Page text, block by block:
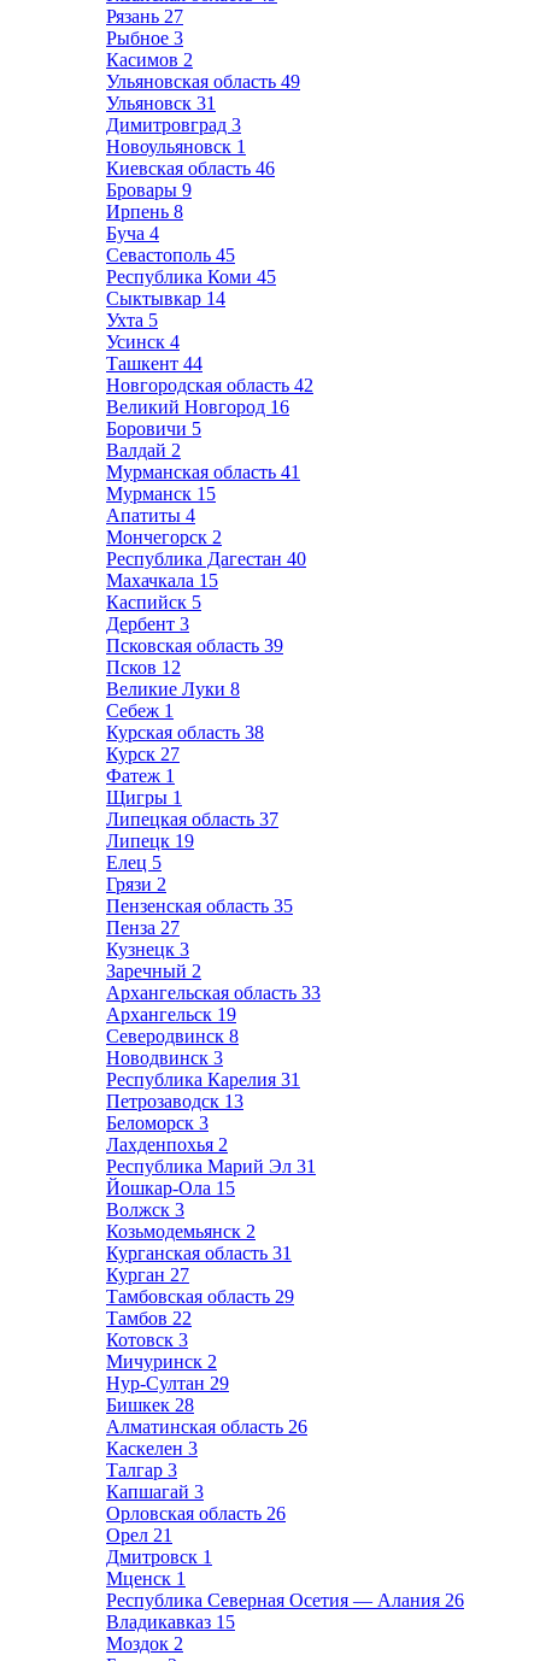
Рязань 27
Рыбное 3
Касимов 2
Ульяновская область 49
Ульяновск 31
Димитровград 3
Новоульяновск 1
Киевская область 46
Бровары 9
Ирпень 8
Буча 4
Севастополь 45
Республика Коми 45
Сыктывкар 14
Ухта 5
Усинск 4
Ташкент 44
Новгородская область 42
Великий Новгород 16
Боровичи 5
Валдай 2
Мурманская область 41
Мурманск 15
Апатиты 4
Мончегорск 2
Республика Дагестан 40
Махачкала 15
Каспийск 5
Дербент 3
Псковская область 39
Псков 12
Великие Луки 8
Себеж 1
Курская область 38
Курск 27
Фатеж 1
Щигры 1
Липецкая область 37
Липецк 19
Елец 5
Грязи 2
Пензенская область 35
Пенза 27
Кузнецк 3
Заречный 2
Архангельская область 33
Архангельск 19
Северодвинск 8
Новодвинск 3
Республика Карелия 31
Петрозаводск 13
Беломорск 3
Лахденпохья 2
Республика Марий Эл 31
Йошкар-Ола 15
Волжск 3
Козьмодемьянск 2
Курганская область 31
Курган 27
Тамбовская область 29
Тамбов 22
Котовск 3
Мичуринск 2
Нур-Султан 29
Бишкек 28
Алматинская область 26
Каскелен 3
Талгар 3
Капшагай 3
Орловская область 26
Орел 21
Дмитровск 1
Мценск 1
Республика Северная Осетия — Алания 26
Владикавказ 15
Моздок 2